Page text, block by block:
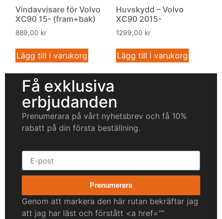
Vindavvisare för Volvo
XC90 15- (fram+bak)
889,00 kr
Lägg till i varukorg
Huvskydd – Volvo
XC90 2015-
1299,00 kr
Lägg till i varukorg
Få exklusiva
erbjudanden
Prenumerara på vårt nyhetsbrev och få 10%
rabatt på din första beställning.
Prenumerera
Genom att markera den här rutan bekräftar jag
att jag har läst och förstått <a href=””